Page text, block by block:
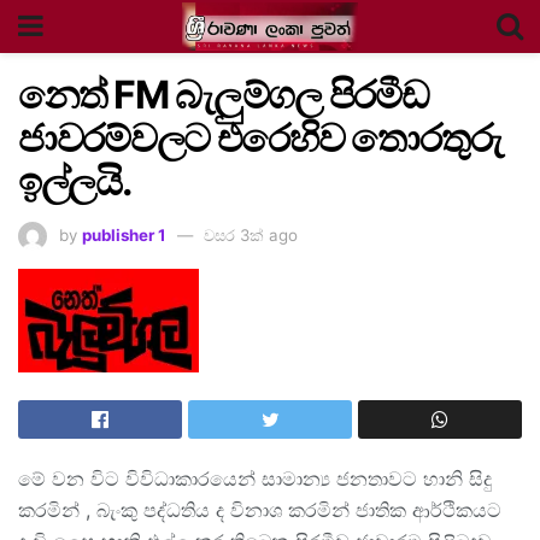
නෙත් FM බැලුම්ගල පිරමීඩ
ජාවරම්වලට එරෙහිව තොරතුරු
ඉල්ලයි.
by publisher 1 වසර 3ක් ago
මේ වන විට විවිධාකාරයෙන් සාමාන්‍ය ජනතාවට හානි සිදු
කරමින් , බැංකු පද්ධතිය ද විනාශ කරමින් ජාතික ආර්ථිකයට